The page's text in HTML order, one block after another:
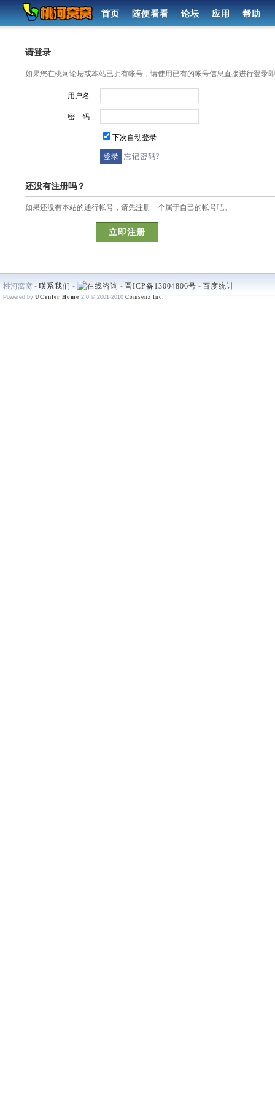
首页 随便看看 论坛 应用 帮助
请登录
如果您在桃河论坛或本站已拥有帐号，请使用已有的帐号信息直接进行登录
用户名
密 码
下次自动登录
忘记密码?
还没有注册吗？
如果还没有本站的通行帐号，请先注册一个属于自己的帐号吧。
立即注册
桃河窝窝 - 联系我们 - - 晋ICP备13004806号 - 百度统计
Powered by UCenter Home 2.0 © 2001-2010 Comsenz Inc.